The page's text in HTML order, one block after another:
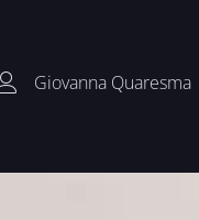
Giovanna Quaresma